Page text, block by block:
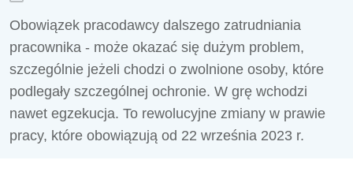
Obowiązek pracodawcy dalszego zatrudniania
pracownika - może okazać się dużym problem,
szczególnie jeżeli chodzi o zwolnione osoby, które
podlegały szczególnej ochronie. W grę wchodzi
nawet egzekucja. To rewolucyjne zmiany w prawie
pracy, które obowiązują od 22 września 2023 r.